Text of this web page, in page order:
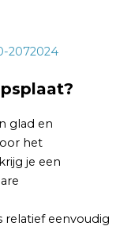
2072024
glad en
het
je een
relatief eenvoudig